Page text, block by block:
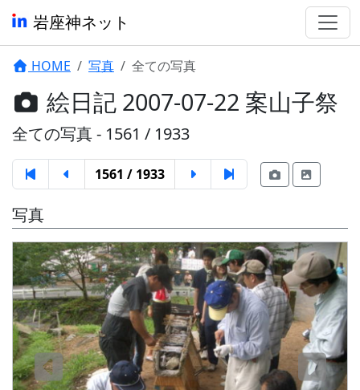
岩座神ネット
HOME 写真 全ての写真
絵日記 2007-07-22 案山子祭
全ての写真 - 1561 / 1933
1561 / 1933
写真